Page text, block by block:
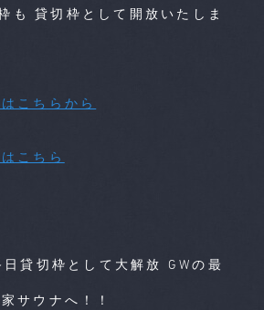
も 貸切枠として開放いたしま
こちらから
こちら
貸切枠として大解放 GWの最
サウナへ！！